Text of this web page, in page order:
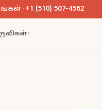
· +1 (510) 507-4562
▼